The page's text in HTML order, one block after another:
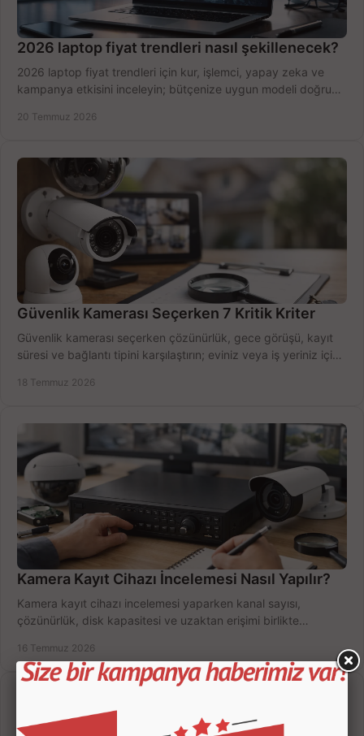
2026 laptop fiyat trendleri nasıl şekillenecek?
2026 laptop fiyat trendleri için kur, işlemci, yapay zeka ve
kampanya etkisini inceleyin; bütçenize uygun modeli doğru
20 Temmuz 2026
Güvenlik Kamerası Seçerken 7 Kritik Kriter
Güvenlik kamerası seçerken çözünürlük, gece görüşü, kayıt
süresi ve bağlantı tipini karşılaştırın; eviniz veya iş yeriniz için
18 Temmuz 2026
Kamera Kayıt Cihazı İncelemesi Nasıl Yapılır?
Kamera kayıt cihazı incelemesi yaparken kanal sayısı,
çözünürlük, disk kapasitesi ve uzaktan erişimi birlikte
16 Temmuz 2026